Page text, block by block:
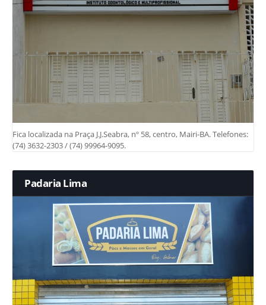
Fica localizada na Praça J.J.Seabra, nº 58, centro, Mairi-BA. Telefones:
(74) 3632-2303 / (74) 99964-9095.
Padaria Lima